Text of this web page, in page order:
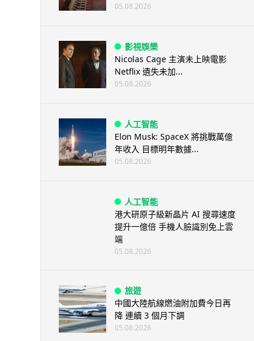
05.08.2026
影視娛樂
Nicolas Cage 主演未上映電影
Netflix 遺失未加...
05.08.2026
人工智能
Elon Musk: SpaceX 將挑戰萬億
年收入 目標明年數據...
05.08.2026
人工智能
港大研原子級新晶片 AI 搜尋速度
提升一億倍 手機人臉識別免上雲
端
05.08.2026
旅遊
中國大陸航線燃油附加費今日再
降 連續 3 個月下調
05.08.2026